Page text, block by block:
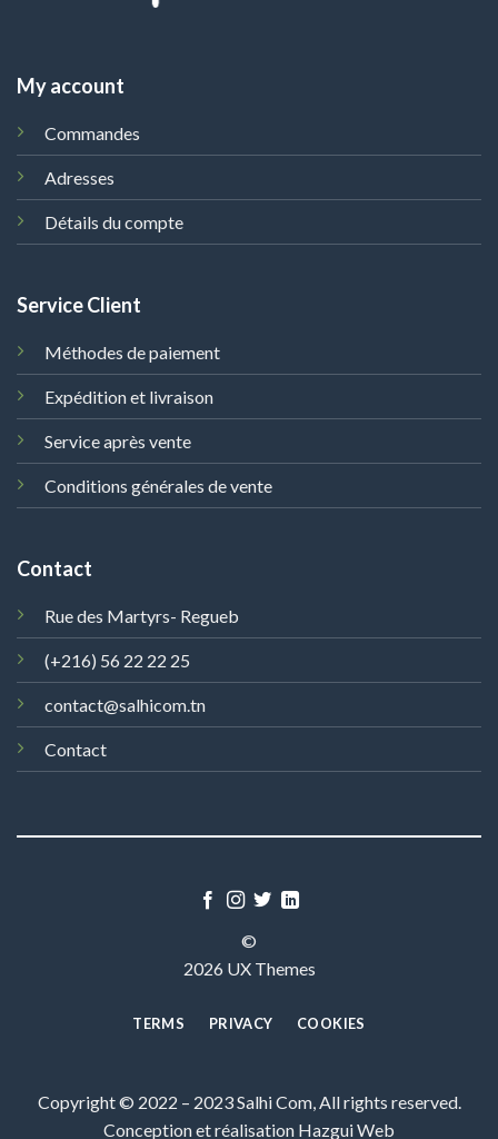
My account
Commandes
Adresses
Détails du compte
Service Client
Méthodes de paiement
Expédition et livraison
Service après vente
Conditions générales de vente
Contact
Rue des Martyrs- Regueb
(+216) 56 22 22 25
contact@salhicom.tn
Contact
©
2026 UX Themes
TERMS PRIVACY COOKIES
Copyright © 2022 – 2023 Salhi Com, All rights reserved.
Conception et réalisation Hazgui Web